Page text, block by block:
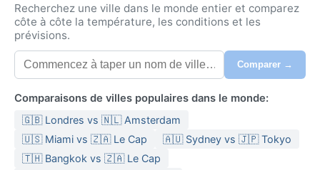
Recherchez une ville dans le monde entier et comparez
côte à côte la température, les conditions et les
prévisions.
Comparer →
Comparaisons de villes populaires dans le monde:
🇬🇧 Londres vs 🇳🇱 Amsterdam
🇺🇸 Miami vs 🇿🇦 Le Cap
🇦🇺 Sydney vs 🇯🇵 Tokyo
🇹🇭 Bangkok vs 🇿🇦 Le Cap